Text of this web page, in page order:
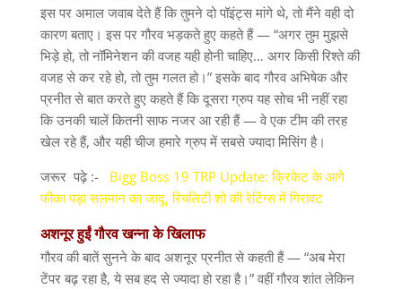
इस पर अमाल जवाब देते हैं कि तुमने दो पॉइंट्स मांगे थे, तो मैंने वही दो
कारण बताए। इस पर गौरव भड़कते हुए कहते हैं— “अगर तुम मुझसे
भिड़े हो, तो नॉमिनेशन की वजह यही होनी चाहिए… अगर किसी रिश्ते की
वजह से कर रहे हो, तो तुम गलत हो।” इसके बाद गौरव अभिषेक और
प्रनीत से बात करते हुए कहते हैं कि दूसरा ग्रुप यह सोच भी नहीं रहा
कि उनकी चालें कितनी साफ नजर आ रही हैं— वे एक टीम की तरह
खेल रहे हैं, और यही चीज हमारे ग्रुप में सबसे ज्यादा मिसिंग है।
जरूर पढ़े:-
Bigg Boss 19 TRP Update: क्रिकेट के आगे
फीका पड़ा सलमान का जादू, रियलिटी शो की रेटिंग्स में गिरावट
अशनूरहुईंगौरवखन्नाकेखिलाफ
गौरव की बातें सुनने के बाद अशनूर प्रनीत से कहती हैं— “अब मेरा
टेंपर बढ़ रहा है, ये सब हद से ज्यादा हो रहा है।” वहीं गौरव शांत लेकिन